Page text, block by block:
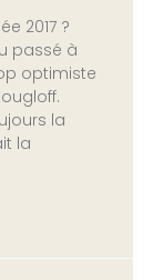
2017 ?
passé à
optimiste
la
la